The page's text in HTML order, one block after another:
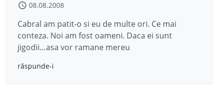
08.08.2008
Cabral am patit-o si eu de multe ori. Ce mai
conteza. Noi am fost oameni. Daca ei sunt
jigodii…asa vor ramane mereu
răspunde-i